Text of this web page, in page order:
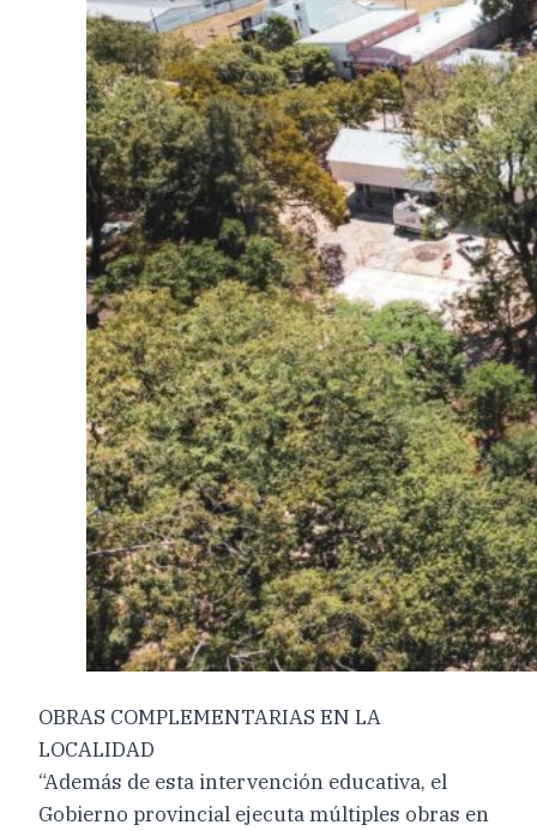
OBRAS COMPLEMENTARIAS EN LA
LOCALIDAD
“Además de esta intervención educativa, el
Gobierno provincial ejecuta múltiples obras en